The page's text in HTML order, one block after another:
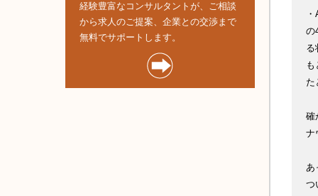
経験豊富なコンサルタントが、ご相談
から求人のご提案、企業との交渉まで
無料でサポートします。
の
る
た
確
ナ
あ
つ